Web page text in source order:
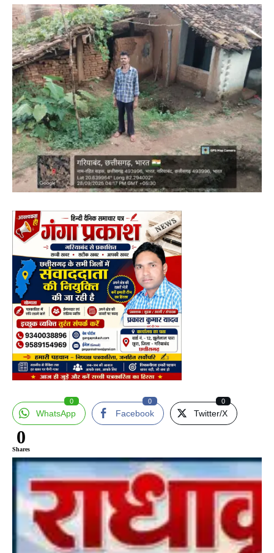
WhatsApp
0
Facebook
0
Twitter/X
0
0
Shares